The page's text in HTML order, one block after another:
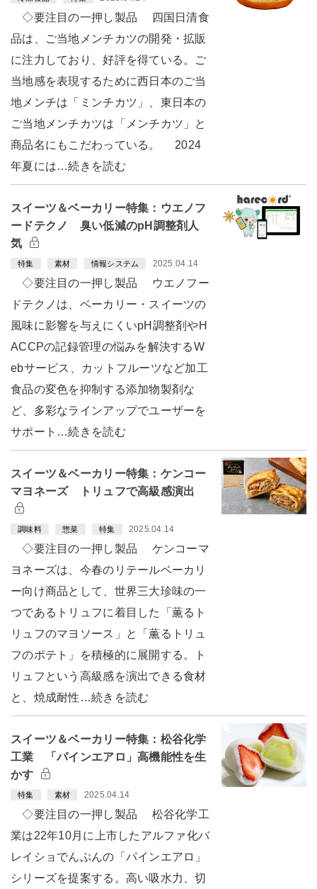
◇要注目の一押し製品 四国日清食
品は、ご当地メンチカツの開発・拡販
に注力しており、好評を得ている。ご
当地感を表現するために西日本のご当
地メンチは「ミンチカツ」、東日本の
ご当地メンチカツは「メンチカツ」と
商品名にもこだわっている。 2024
年夏には…続きを読む
スイーツ＆ベーカリー特集：ウエノフ
ードテクノ 臭い低減のpH調整剤人
気
特集 素材 情報システム 2025.04.14
◇要注目の一押し製品 ウエノフー
ドテクノは、ベーカリー・スイーツの
風味に影響を与えにくいpH調整剤やH
ACCPの記録管理の悩みを解決するW
ebサービス、カットフルーツなど加工
食品の変色を抑制する添加物製剤な
ど、多彩なラインアップでユーザーを
サポート…続きを読む
スイーツ＆ベーカリー特集：ケンコー
マヨネーズ トリュフで高級感演出
調味料 惣菜 特集 2025.04.14
◇要注目の一押し製品 ケンコーマ
ヨネーズは、今春のリテールベーカリ
ー向け商品として、世界三大珍味の一
つであるトリュフに着目した「薫るト
リュフのマヨソース」と「薫るトリュ
フのポテト」を積極的に展開する。ト
リュフという高級感を演出できる食材
と、焼成耐性…続きを読む
スイーツ＆ベーカリー特集：松谷化学
工業 「パインエアロ」高機能性を生
かす
特集 素材 2025.04.14
◇要注目の一押し製品 松谷化学工
業は22年10月に上市したアルファ化バ
レイショでんぷんの「パインエアロ」
シリーズを提案する。高い吸水力、切